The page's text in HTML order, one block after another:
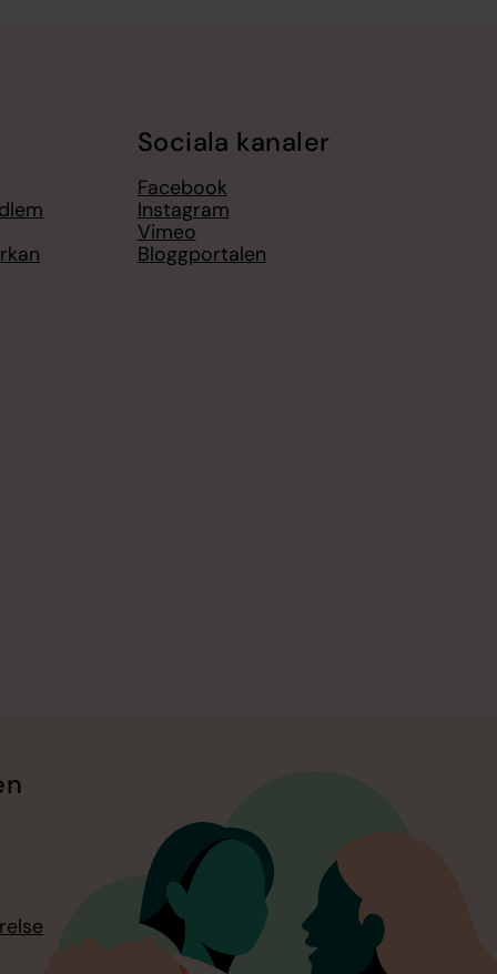
Sociala kanaler
Facebook
Instagram
Vimeo
Bloggportalen